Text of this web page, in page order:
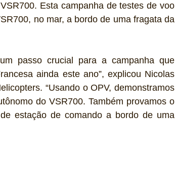
Esta campanha de testes de voo
no mar, a bordo de uma fragata da
passo crucial para a campanha que
ainda este ano”, explicou Nicolas
“Usando o OPV, demonstramos
do VSR700. Também provamos o
estação de comando a bordo de uma